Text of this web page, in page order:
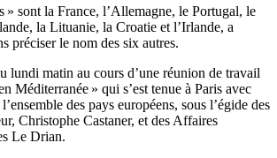
» sont la France, l’Allemagne, le Portugal, le
la Lituanie, la Croatie et l’Irlande, a
préciser le nom des six autres.
lundi matin au cours d’une réunion de travail
Méditerranée » qui s’est tenue à Paris avec
des pays européens, sous l’égide des
Christophe Castaner, et des Affaires
Le Drian.